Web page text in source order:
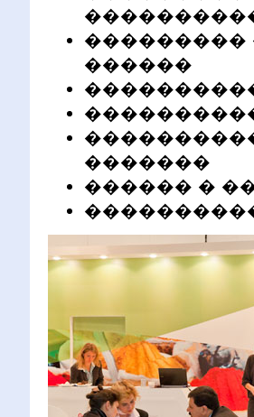
���������
������
�������
������ �